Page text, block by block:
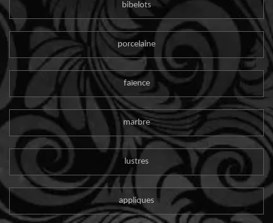
bibelots
porcelaine
faïence
marbre
lustres
appliques